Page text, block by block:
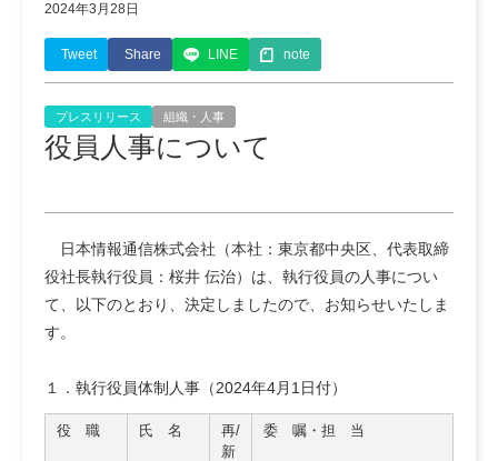
2024年3月28日
Tweet Share LINE note
プレスリリース 組織・人事
役員人事について
日本情報通信株式会社（本社：東京都中央区、代表取締
役社長執行役員：桜井 伝治）は、執行役員の人事につい
て、以下のとおり、決定しましたので、お知らせいたしま
す。
１．執行役員体制人事（2024年4月1日付）
役 職 氏 名
再/
新
委 嘱・担 当